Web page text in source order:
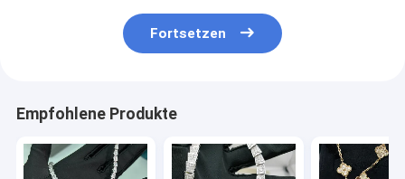
Fortsetzen
Empfohlene Produkte